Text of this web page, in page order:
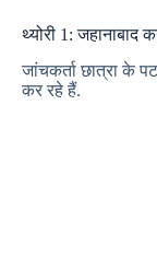
थ्योरी 1: जहानाबाद
जांचकर्ता छात्रा के
कर रहे हैं.